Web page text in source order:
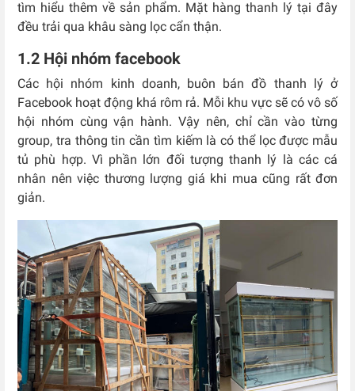
tìm hiểu thêm về sản phẩm. Mặt hàng thanh lý tại đây
đều trải qua khâu sàng lọc cẩn thận.
1.2 Hội nhóm facebook
Các hội nhóm kinh doanh, buôn bán đồ thanh lý ở
Facebook hoạt động khá rôm rả. Mỗi khu vực sẽ có vô số
hội nhóm cùng vận hành. Vậy nên, chỉ cần vào từng
group, tra thông tin cần tìm kiếm là có thể lọc được mẫu
tủ phù hợp. Vì phần lớn đối tượng thanh lý là các cá
nhân nên việc thương lượng giá khi mua cũng rất đơn
giản.